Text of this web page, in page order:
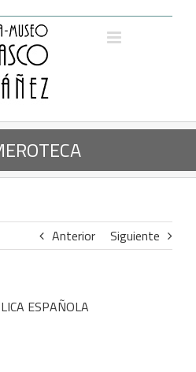
Anterior Siguiente
ESPAÑOLA